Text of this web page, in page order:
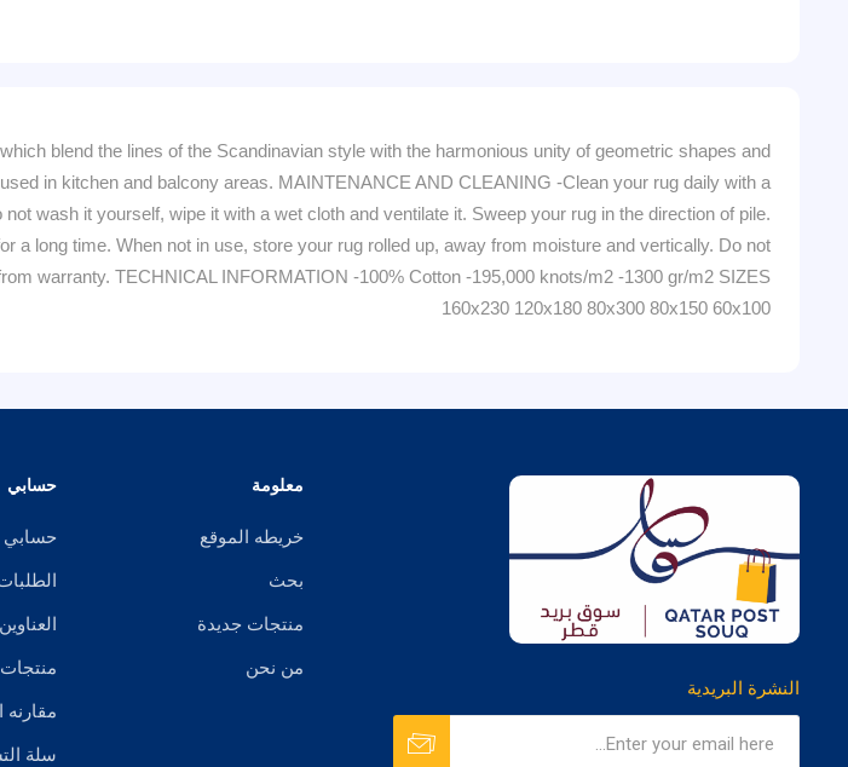
blend the lines of the Scandinavian style with the harmonious unity of geometric shapes and
in kitchen and balcony areas. MAINTENANCE AND CLEANING -Clean your rug daily with a
wash it yourself, wipe it with a wet cloth and ventilate it. Sweep your rug in the direction of pile.
long time. When not in use, store your rug rolled up, away from moisture and vertically. Do not
warranty. TECHNICAL INFORMATION -100% Cotton -195,000 knots/m2 -1300 gr/m2 SIZES
160x230 120x180 80x300 80x150 60x100
النشرة البريدية
معلومة
خريطه الموقع
بحث
منتجات جديدة
من نحن
حسابي
حسابي
العناوين
مقارنه
سلة